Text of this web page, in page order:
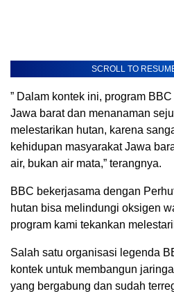
SCROLL TO
” Dalam kontek ini, program
Jawa barat dan menanaman
melestarikan hutan, karena
kehidupan masyarakat Jawa
air, bukan air mata,” terangnya.
BBC bekerjasama dengan
hutan bisa melindungi oksigen
program kami tekankan
Salah satu organisasi legenda
kontek untuk membangun
yang bergabung dan sudah